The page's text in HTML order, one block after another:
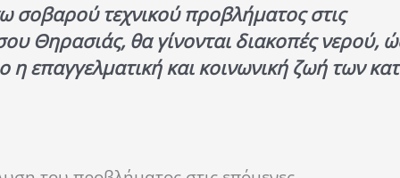
σοβαρού τεχνικού προβλήματος στις
Θηρασιάς, θα γίνονται διακοπές νερού,
η επαγγελματική και κοινωνική ζωή των